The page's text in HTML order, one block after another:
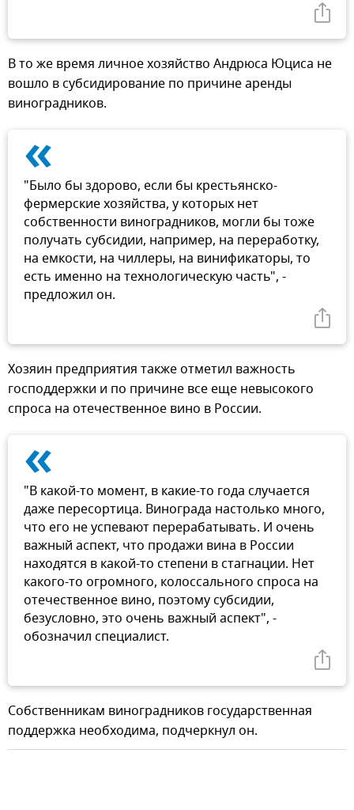
В то же время личное хозяйство Андрюса Юциса не
вошло в субсидирование по причине аренды
виноградников.
«
"Было бы здорово, если бы крестьянско-
фермерские хозяйства, у которых нет
собственности виноградников, могли бы тоже
получать субсидии, например, на переработку,
на емкости, на чиллеры, на винификаторы, то
есть именно на технологическую часть", -
предложил он.
Хозяин предприятия также отметил важность
господдержки и по причине все еще невысокого
спроса на отечественное вино в России.
«
"В какой-то момент, в какие-то года случается
даже пересортица. Винограда настолько много,
что его не успевают перерабатывать. И очень
важный аспект, что продажи вина в России
находятся в какой-то степени в стагнации. Нет
какого-то огромного, колоссального спроса на
отечественное вино, поэтому субсидии,
безусловно, это очень важный аспект", -
обозначил специалист.
Собственникам виноградников государственная
поддержка необходима, подчеркнул он.